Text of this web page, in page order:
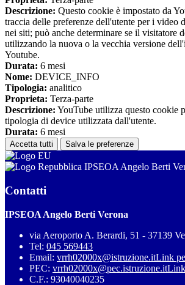
Descrizione: Questo cookie è impostato da
traccia delle preferenze dell'utente per i video
nei siti; può anche determinare se il visitatore
utilizzando la nuova o la vecchia versione
Youtube.
Durata: 6 mesi
Nome: DEVICE_INFO
Tipologia: analitico
Proprieta: Terza-parte
Descrizione: YouTube utilizza questo cookie
tipologia di device utilizzata dall'utente.
Durata: 6 mesi
Accetta tutti Salva le preferenze
IPSEOA Angelo Berti
Contatti
IPSEOA Angelo Berti Verona
via Aeroporto A. Berardi, 51 - 37139
Tel: 045 569443
Email: vrrh02000x@istruzione.itLink
PEC: vrrh02000x@pec.istruzione.it
C.F.: 93040040235